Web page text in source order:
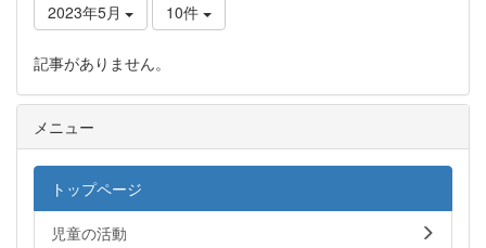
2023年5月 10件
記事がありません。
メニュー
トップページ
児童の活動